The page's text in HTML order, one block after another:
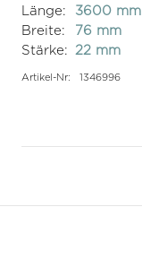
Länge:
3600 mm
Breite:
76 mm
Stärke:
22 mm
Artikel-Nr: 1346996